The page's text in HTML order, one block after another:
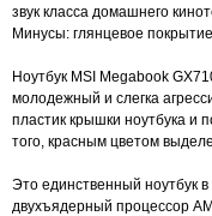
звук класса домашнего
Минусы: глянцевое
Ноутбук MSI Megabook
молодежный и слегка
пластик крышки ноутбука и
того, красным цветом
Это единственный ноутбук
двухъядерный процессор